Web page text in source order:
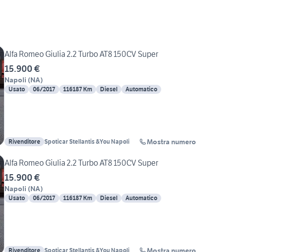
Alfa Romeo Giulia 2.2 Turbo AT8 150CV Super
15.900 €
Napoli (NA)
Usato 06/2017 116187 Km Diesel Automatico
Rivenditore Spoticar Stellantis &You Napoli Mostra numero
Alfa Romeo Giulia 2.2 Turbo AT8 150CV Super
15.900 €
Napoli (NA)
Usato 06/2017 116187 Km Diesel Automatico
Rivenditore Spoticar Stellantis &You Napoli